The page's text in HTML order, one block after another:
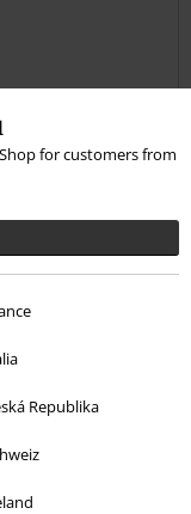
for customers from
Republika